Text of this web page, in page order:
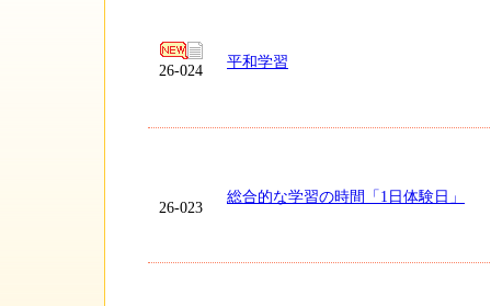
26-024 平和学習
26-023
総合的な学習の時間「1日体験日」